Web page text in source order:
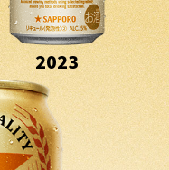
2023